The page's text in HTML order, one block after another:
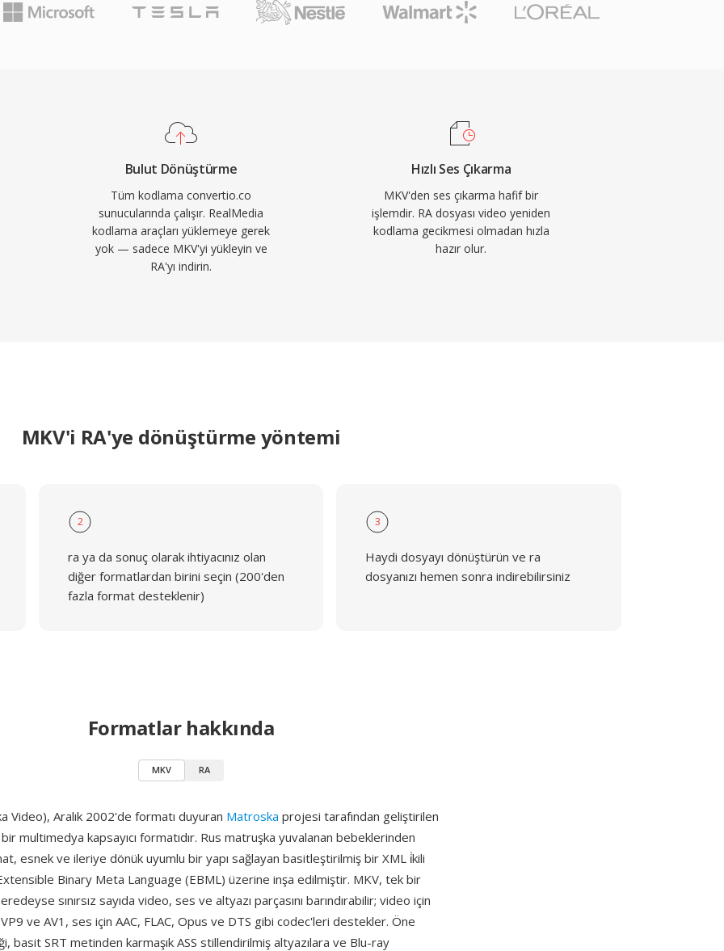
sabit ve
bit hızlı akışı ve
akışları için
katkısı, daha sonra
bit hızlı akış
edilmiş olsa da
arşivleri hâlâ
dönüştürme
Bulut Dönüştürme
Tüm kodlama convertio.co
sunucularında çalışır. RealMedia
kodlama araçları yüklemeye gerek
yok — sadece MKV'yi yükleyin ve
RA'yı indirin.
Hızlı Ses Çıkarma
MKV'den ses çıkarma hafif bir
işlemdir. RA dosyası video yeniden
kodlama gecikmesi olmadan hızla
hazır olur.
MKV'i RA'ye dönüştürme yöntemi
2
ra ya da sonuç olarak ihtiyacınız olan
diğer formatlardan birini seçin (200'den
fazla format desteklenir)
3
Haydi dosyayı dönüştürün ve ra
dosyanızı hemen sonra indirebilirsiniz
Formatlar hakkında
MKV RA
Video), Aralık 2002'de formatı duyuran Matroska projesi tarafından geliştirilen
bir multimedya kapsayıcı formatıdır. Rus matruşka yuvalanan bebeklerinden
esnek ve ileriye dönük uyumlu bir yapı sağlayan basitleştirilmiş bir XML i̇kili
Binary Meta Language (EBML) üzerine inşa edilmiştir. MKV, tek bir
sınırsız sayıda video, ses ve altyazı parçasını barındırabilir; video için
ve AV1, ses için AAC, FLAC, Opus ve DTS gibi codec'leri destekler. Öne
basit SRT metinden karmaşık ASS stillendirilmiş altyazılara ve Blu-ray